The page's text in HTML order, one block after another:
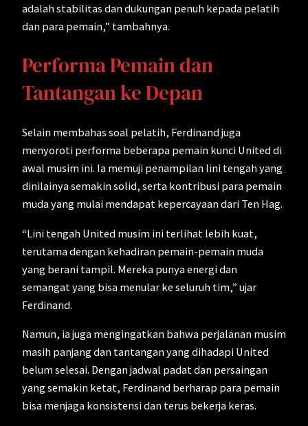
adalah stabilitas dan dukungan penuh kepada pelatih
dan para pemain,” tambahnya.
Performa Pemain dan
Tantangan ke Depan
Selain membahas soal pelatih, Ferdinand juga
menyoroti performa beberapa pemain kunci United di
awal musim ini. Ia memuji penampilan lini tengah yang
dinilainya semakin solid, serta kontribusi para pemain
muda yang mulai mendapat kepercayaan dari Ten Hag.
“Lini tengah United musim ini terlihat lebih kuat,
terutama dengan kehadiran pemain-pemain muda
yang berani tampil. Mereka punya energi dan
semangat yang bisa menular ke seluruh tim,” ujar
Ferdinand.
Namun, ia juga mengingatkan bahwa perjalanan musim
masih panjang dan tantangan yang dihadapi United
belum selesai. Dengan jadwal padat dan persaingan
yang semakin ketat, Ferdinand berharap para pemain
bisa menjaga konsistensi dan terus bekerja keras.